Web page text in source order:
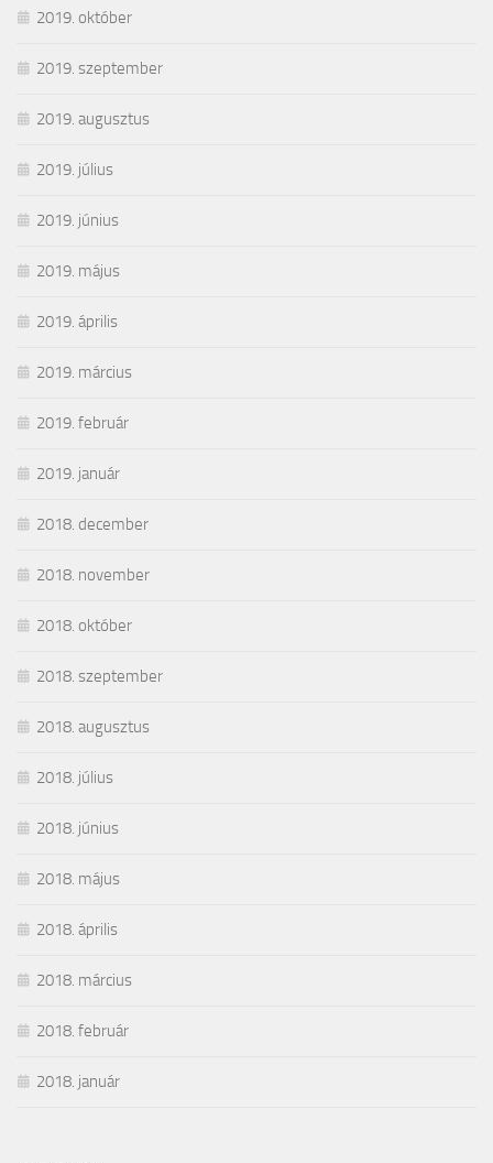
2019. október
2019. szeptember
2019. augusztus
2019. július
2019. június
2019. május
2019. április
2019. március
2019. február
2019. január
2018. december
2018. november
2018. október
2018. szeptember
2018. augusztus
2018. július
2018. június
2018. május
2018. április
2018. március
2018. február
2018. január